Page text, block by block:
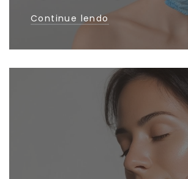
Continue lendo